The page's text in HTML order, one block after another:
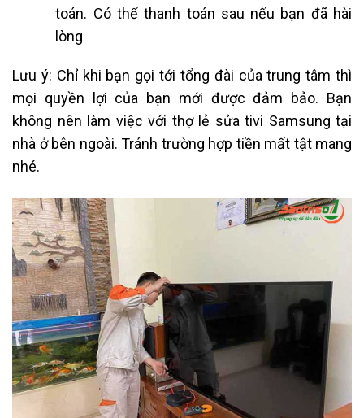
toán. Có thể thanh toán sau nếu bạn đã hài
lòng
Lưu ý: Chỉ khi bạn gọi tới tổng đài của trung tâm thì
mọi quyền lợi của bạn mới được đảm bảo. Bạn
không nên làm việc với thợ lẻ sửa tivi Samsung tại
nhà ở bên ngoài. Tránh trường hợp tiền mất tật mang
nhé.